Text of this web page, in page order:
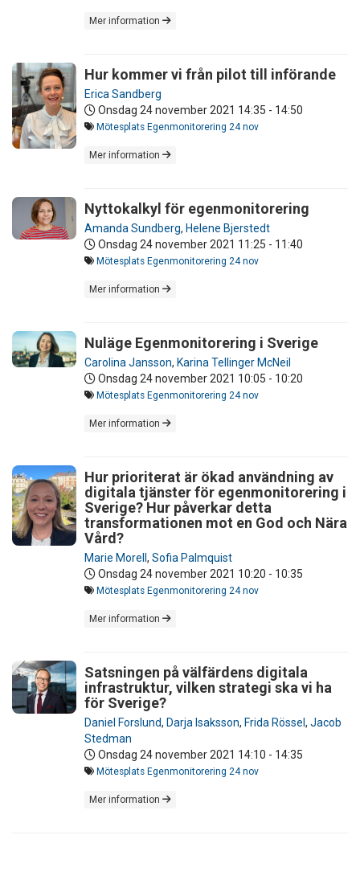
Mer information
Hur kommer vi från pilot till införande
Erica Sandberg
Onsdag 24 november 2021 14:35 - 14:50
Mötesplats Egenmonitorering 24 nov
Mer information
Nyttokalkyl för egenmonitorering
Amanda Sundberg, Helene Bjerstedt
Onsdag 24 november 2021 11:25 - 11:40
Mötesplats Egenmonitorering 24 nov
Mer information
Nuläge Egenmonitorering i Sverige
Carolina Jansson, Karina Tellinger McNeil
Onsdag 24 november 2021 10:05 - 10:20
Mötesplats Egenmonitorering 24 nov
Mer information
Hur prioriterat är ökad användning av
digitala tjänster för egenmonitorering i
Sverige? Hur påverkar detta
transformationen mot en God och Nära
Vård?
Marie Morell , Sofia Palmquist
Onsdag 24 november 2021 10:20 - 10:35
Mötesplats Egenmonitorering 24 nov
Mer information
Satsningen på välfärdens digitala
infrastruktur, vilken strategi ska vi ha
för Sverige?
Daniel Forslund, Darja Isaksson, Frida Rössel , Jacob
Stedman
Onsdag 24 november 2021 14:10 - 14:35
Mötesplats Egenmonitorering 24 nov
Mer information